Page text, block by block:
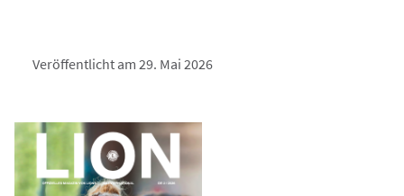
Veröffentlicht am 29. Mai 2026